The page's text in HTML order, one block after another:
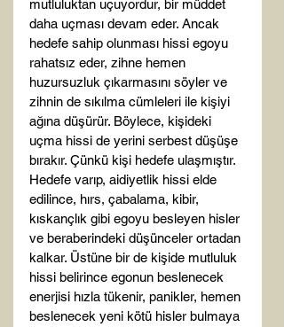
mutluluktan uçuyordur, bir müddet
daha uçması devam eder. Ancak
hedefe sahip olunması hissi egoyu
rahatsız eder, zihne hemen
huzursuzluk çıkarmasını söyler ve
zihnin de sıkılma cümleleri ile kişiyi
ağına düşürür. Böylece, kişideki
uçma hissi de yerini serbest düşüşe
bırakır. Çünkü kişi hedefe ulaşmıştır.
Hedefe varıp, aidiyetlik hissi elde
edilince, hırs, çabalama, kibir,
kıskançlık gibi egoyu besleyen hisler
ve beraberindeki düşünceler ortadan
kalkar. Üstüne bir de kişide mutluluk
hissi belirince egonun beslenecek
enerjisi hızla tükenir, panikler, hemen
beslenecek yeni kötü hisler bulmaya